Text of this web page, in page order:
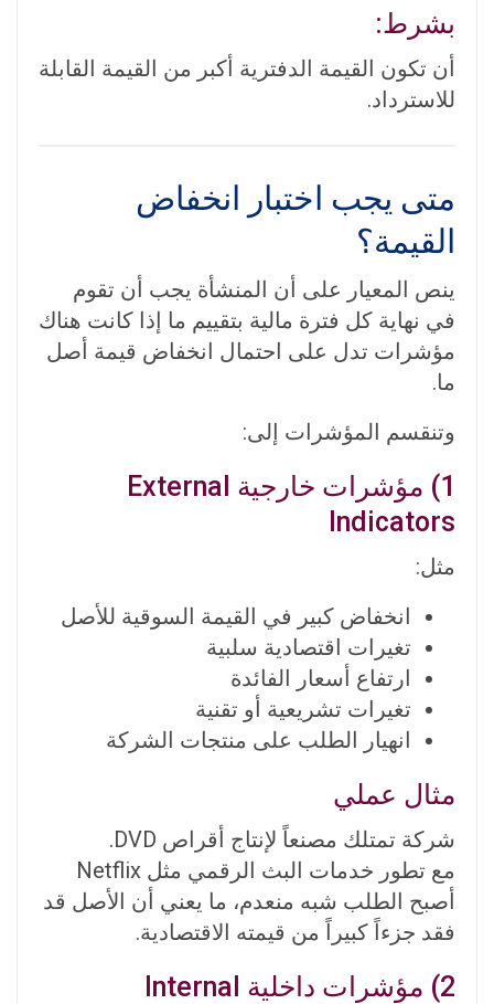
بشرط:
أن تكون القيمة الدفترية أكبر من القيمة القابلة
للاسترداد.
متى يجب اختبار انخفاض
القيمة؟
ينص المعيار على أن المنشأة يجب أن تقوم
في نهاية كل فترة مالية بتقييم ما إذا كانت هناك
مؤشرات تدل على احتمال انخفاض قيمة أصل
ما.
وتنقسم المؤشرات إلى:
1) مؤشرات خارجية External
Indicators
مثل:
انخفاض كبير في القيمة السوقية للأصل
تغيرات اقتصادية سلبية
ارتفاع أسعار الفائدة
تغيرات تشريعية أو تقنية
انهيار الطلب على منتجات الشركة
مثال عملي
شركة تمتلك مصنعاً لإنتاج أقراص DVD.
مع تطور خدمات البث الرقمي مثل Netflix
أصبح الطلب شبه منعدم، ما يعني أن الأصل قد
فقد جزءاً كبيراً من قيمته الاقتصادية.
2) مؤشرات داخلية Internal